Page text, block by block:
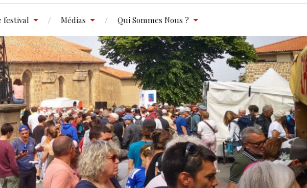
festival Médias Qui Sommes Nous ?